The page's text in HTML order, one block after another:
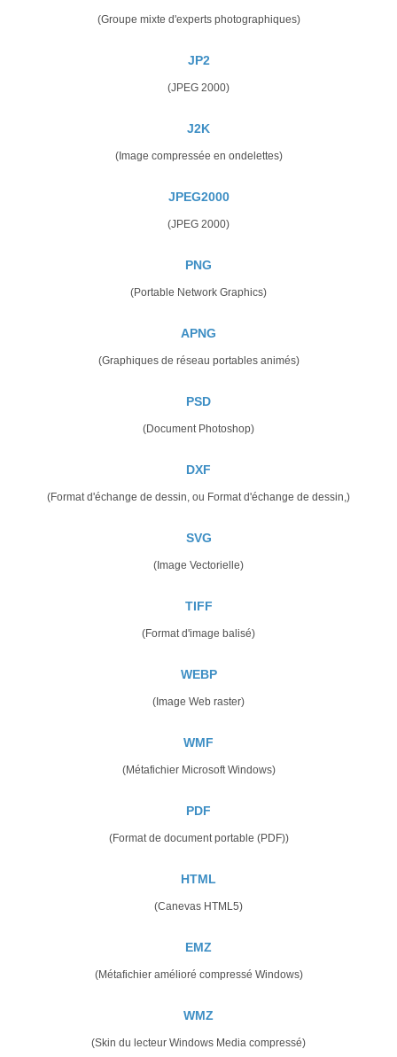
(Groupe mixte d'experts photographiques)
JP2
(JPEG 2000)
J2K
(Image compressée en ondelettes)
JPEG2000
(JPEG 2000)
PNG
(Portable Network Graphics)
APNG
(Graphiques de réseau portables animés)
PSD
(Document Photoshop)
DXF
(Format d'échange de dessin, ou Format d'échange de dessin,)
SVG
(Image Vectorielle)
TIFF
(Format d'image balisé)
WEBP
(Image Web raster)
WMF
(Métafichier Microsoft Windows)
PDF
(Format de document portable (PDF))
HTML
(Canevas HTML5)
EMZ
(Métafichier amélioré compressé Windows)
WMZ
(Skin du lecteur Windows Media compressé)